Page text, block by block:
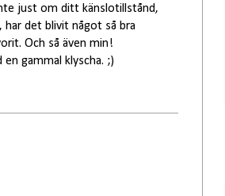
just om ditt känslotillstånd,
det blivit något så bra
Och så även min!
gammal klyscha. ;)